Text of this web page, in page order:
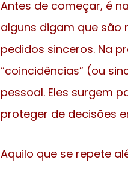
Antes de começar, é
alguns digam que são
pedidos sinceros. Na
“coincidências” (ou
pessoal. Eles surgem
proteger de decisões
Aquilo que se repete